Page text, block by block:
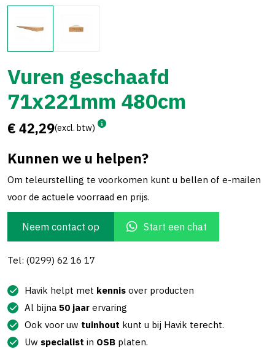
Vuren geschaafd
71x221mm 480cm
€ 42,29(excl. btw)
Kunnen we u helpen?
Om teleurstelling te voorkomen kunt u bellen of e-mailen
voor de actuele voorraad en prijs.
Neem contact op Start een chat
Tel: (0299) 62 16 17
Havik helpt met kennis over producten
Al bijna 50 jaar ervaring
Ook voor uw tuinhout kunt u bij Havik terecht.
Uw specialist in OSB platen.